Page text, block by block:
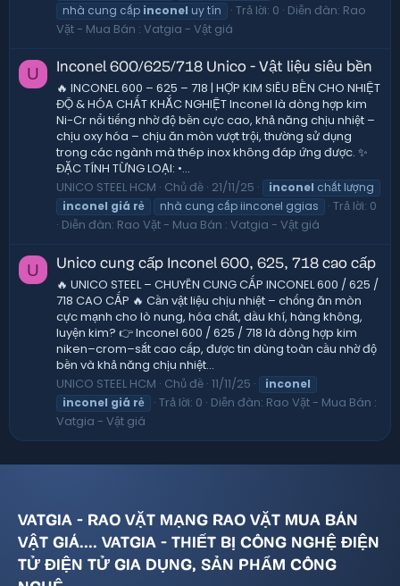
nhà cung cấp inconel uy tín Trả lời: 0 Diễn đàn: Rao
Vặt - Mua Bán : Vatgia - Vật giá
U Inconel 600/625/718 Unico - Vật liệu siêu bền
🔥 INCONEL 600 – 625 – 718 | HỢP KIM SIÊU BỀN CHO NHIỆT
ĐỘ & HÓA CHẤT KHẮC NGHIỆT Inconel là dòng hợp kim
Ni-Cr nổi tiếng nhờ độ bền cực cao, khả năng chịu nhiệt –
chịu oxy hóa – chịu ăn mòn vượt trội, thường sử dụng
trong các ngành mà thép inox không đáp ứng được. ✨
ĐẶC TÍNH TỪNG LOẠI: •...
UNICO STEEL HCM Chủ đề 21/11/25 inconel chất lượng
inconel giá rẻ nhà cung cấp iinconel ggias
Trả lời: 0
Diễn đàn: Rao Vặt - Mua Bán : Vatgia - Vật giá
U Unico cung cấp Inconel 600, 625, 718 cao cấp
🔥 UNICO STEEL – CHUYÊN CUNG CẤP INCONEL 600 / 625 /
718 CAO CẤP 🔥 Cần vật liệu chịu nhiệt – chống ăn mòn
cực mạnh cho lò nung, hóa chất, dầu khí, hàng không,
luyện kim? 👉 Inconel 600 / 625 / 718 là dòng hợp kim
niken–crom–sắt cao cấp, được tin dùng toàn cầu nhờ độ
bền và khả năng chịu nhiệt...
UNICO STEEL HCM Chủ đề 11/11/25
inconel
inconel giá rẻ Trả lời: 0 Diễn đàn: Rao Vặt - Mua Bán :
Vatgia - Vật giá
VATGIA - RAO VẶT MẠNG RAO VẶT MUA BÁN
VẬT GIÁ.... VATGIA - THIẾT BỊ CÔNG NGHỆ ĐIỆN
TỬ ĐIỆN TỬ GIA DỤNG, SẢN PHẨM CÔNG